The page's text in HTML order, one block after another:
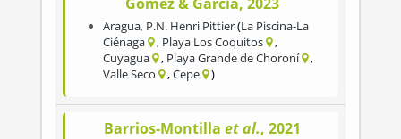
Aragua, P.N. Henri Pittier La Piscina-La
Ciénaga
Playa Los Coquitos
Cuyagua
Playa Grande de Choroní
Valle Seco
Cepe
Barrios-Montilla et al., 2021